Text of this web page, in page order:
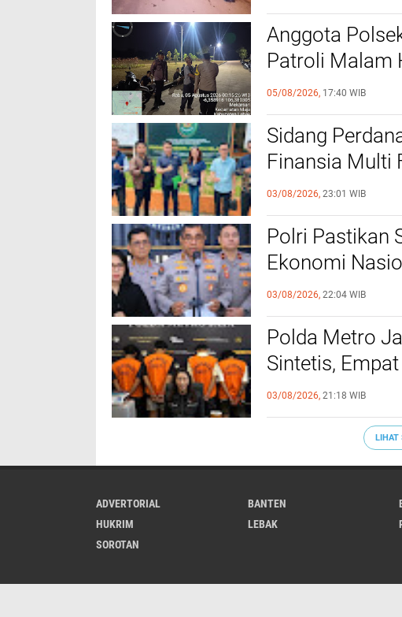
Anggota
Patroli Malam
Kamtibmas
05/08/2026, 17:40 WIB
Sidang
Finansia Multi
Jaminan
03/08/2026, 23:01 WIB
‎Polri Pastikan
Ekonomi
Objek Vital
03/08/2026, 22:04 WIB
‎Polda Metro
Sintetis,
Hampir Satu
03/08/2026, 21:18 WIB
LIHAT
ADVERTORIAL BANTEN
HUKRIM
LEBAK
SOROTAN